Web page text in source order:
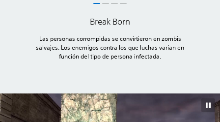
Break Born
Las personas corrompidas se convirtieron en zombis
salvajes. Los enemigos contra los que luchas varían en
función del tipo de persona infectada.